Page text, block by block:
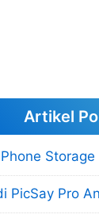
Artikel
PicSay Pro